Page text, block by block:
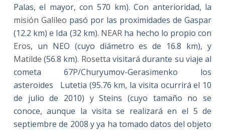
Palas, el mayor, con 570 km). Con anterioridad, la
misión Galileo pasó por las proximidades de Gaspar
(12.2 km) e Ida (32 km). NEAR ha hecho lo propio con
Eros, un NEO (cuyo diámetro es de 16.8 km), y
Matilde (56.8 km). Rosetta visitará durante su viaje al
cometa 67P/Churyumov-Gerasimenko los
asteroides Lutetia (95.76 km, la visita ocurrirá el 10
de julio de 2010) y Steins (cuyo tamaño no se
conoce, aunque la visita se realizará en el 5 de
septiembre de 2008 y ya ha tomado datos del objeto